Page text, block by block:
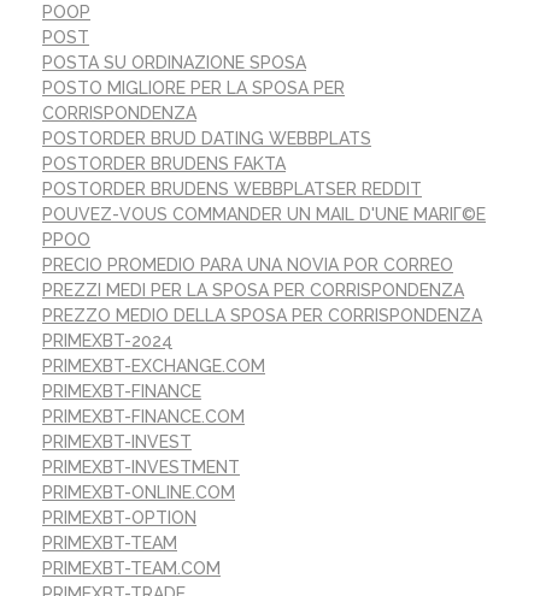
POOP
POST
POSTA SU ORDINAZIONE SPOSA
POSTO MIGLIORE PER LA SPOSA PER
CORRISPONDENZA
POSTORDER BRUD DATING WEBBPLATS
POSTORDER BRUDENS FAKTA
POSTORDER BRUDENS WEBBPLATSER REDDIT
POUVEZ-VOUS COMMANDER UN MAIL D'UNE MARIГ©E
PPOO
PRECIO PROMEDIO PARA UNA NOVIA POR CORREO
PREZZI MEDI PER LA SPOSA PER CORRISPONDENZA
PREZZO MEDIO DELLA SPOSA PER CORRISPONDENZA
PRIMEXBT-2024
PRIMEXBT-EXCHANGE.COM
PRIMEXBT-FINANCE
PRIMEXBT-FINANCE.COM
PRIMEXBT-INVEST
PRIMEXBT-INVESTMENT
PRIMEXBT-ONLINE.COM
PRIMEXBT-OPTION
PRIMEXBT-TEAM
PRIMEXBT-TEAM.COM